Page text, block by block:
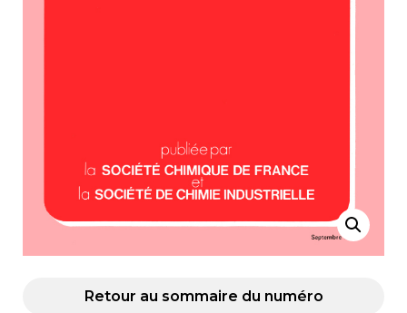
Retour au sommaire du numéro